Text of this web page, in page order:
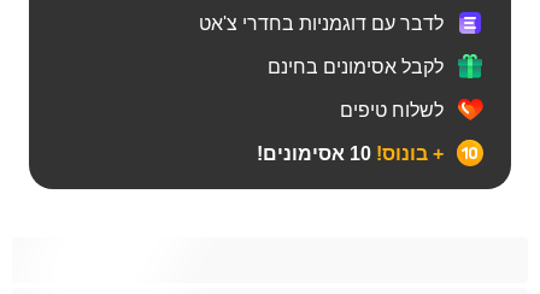
לדבר עם דוגמניות בחדרי צ'אט
לקבל אסימונים בחינם
לשלוח טיפים
+ בונוס!